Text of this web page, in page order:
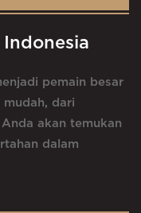
Indonesia
pemain besar
dari
akan temukan
dalam